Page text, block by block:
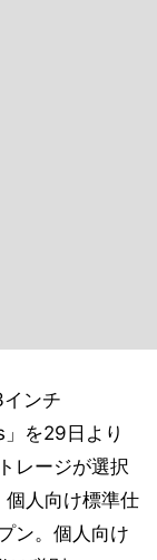
ンチ
」を29日より
レージが選択
個人向け標準仕
ン。個人向け